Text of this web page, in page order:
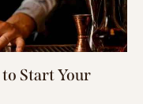
Start Your